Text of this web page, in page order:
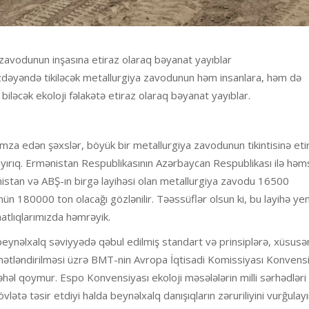
inşasına etiraz olaraq bəyanat yayıblar
tikiləcək metallurgiya zavodunun həm insanlara, həm də
ekoloji fəlakətə etiraz olaraq bəyanat yayıblar.
edən şəxslər, böyük bir metallurgiya zavodunun tikintisinə
Ermənistan Respublikasının Azərbaycan Respublikası ilə
və ABŞ-ın birgə layihəsi olan metallurgiya zavodu 16500
180000 ton olacağı gözlənilir. Təəssüflər olsun ki, bu layihə
həmrəyik.
səviyyədə qəbul edilmiş standart və prinsiplərə,
üzrə BMT-nin Avropa İqtisadi Komissiyası
qoymur. Espo Konvensiyası ekoloji məsələlərin milli sərhədləri
təsir etdiyi halda beynəlxalq danışıqların zəruriliyini